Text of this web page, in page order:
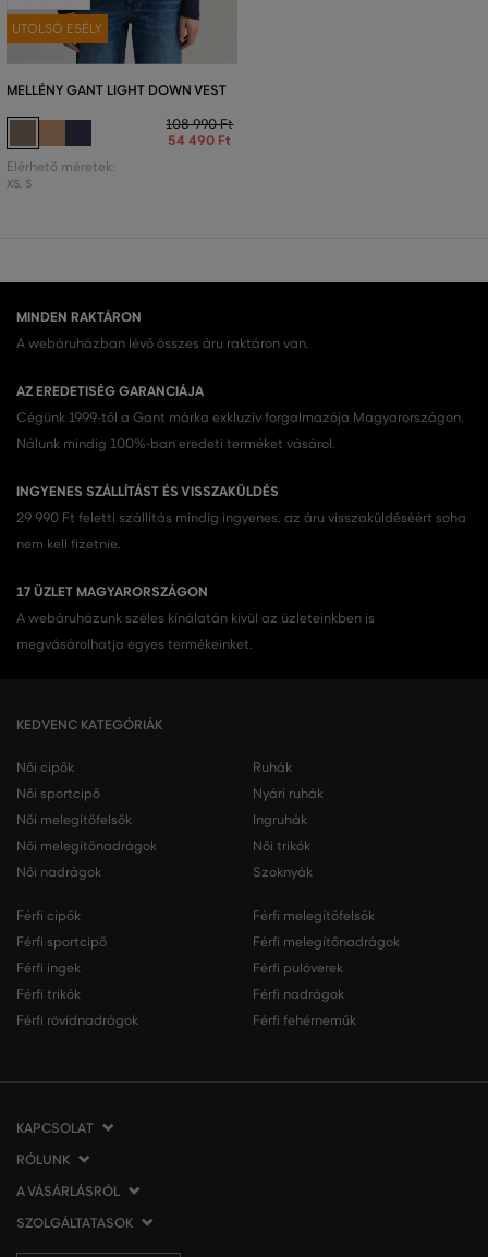
UTOLSÓ ESÉLY
MELLÉNY GANT LIGHT DOWN VEST
108 990 Ft
54 490 Ft
Elérhető méretek:
XS, S
MINDEN RAKTÁRON
A webáruházban lévő összes áru raktáron van.
AZ EREDETISÉG GARANCIÁJA
Cégünk 1999-től a Gant márka exkluzív forgalmazója Magyarországon.
Nálunk mindig 100%-ban eredeti terméket vásárol.
INGYENES SZÁLLÍTÁST ÉS VISSZAKÜLDÉS
29 990 Ft feletti szállítás mindig ingyenes, az áru visszaküldéséért soha
nem kell fizetnie.
17 ÜZLET MAGYARORSZÁGON
A webáruházunk széles kínálatán kívül az üzleteinkben is
megvásárolhatja egyes termékeinket.
KEDVENC KATEGÓRIÁK
Női cipők
Női sportcipő
Női melegítőfelsők
Női melegítőnadrágok
Női nadrágok
Ruhák
Nyári ruhák
Ingruhák
Női trikók
Szoknyák
Férfi cipők
Férfi sportcipő
Férfi ingek
Férfi trikók
Férfi rövidnadrágok
Férfi melegítőfelsők
Férfi melegítőnadrágok
Férfi pulóverek
Férfi nadrágok
Férfi fehérneműk
KAPCSOLAT
VERMONT Services Slovakia s. r. o.
Vlčie hrdlo 53
RÓLUNK
Cégünkről
Elérhetőség
A VÁSÁRLÁSRÓL
A vásárlás menete
SZOLGÁLTATASOK